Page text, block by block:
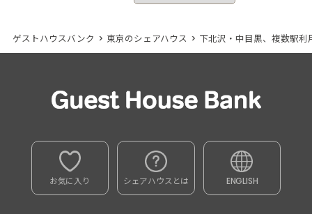
ゲストハウスバンク > 東京のシェアハウス > 下北沢・中目黒、複数駅利
お気に入り シェアハウスとは ENGLISH